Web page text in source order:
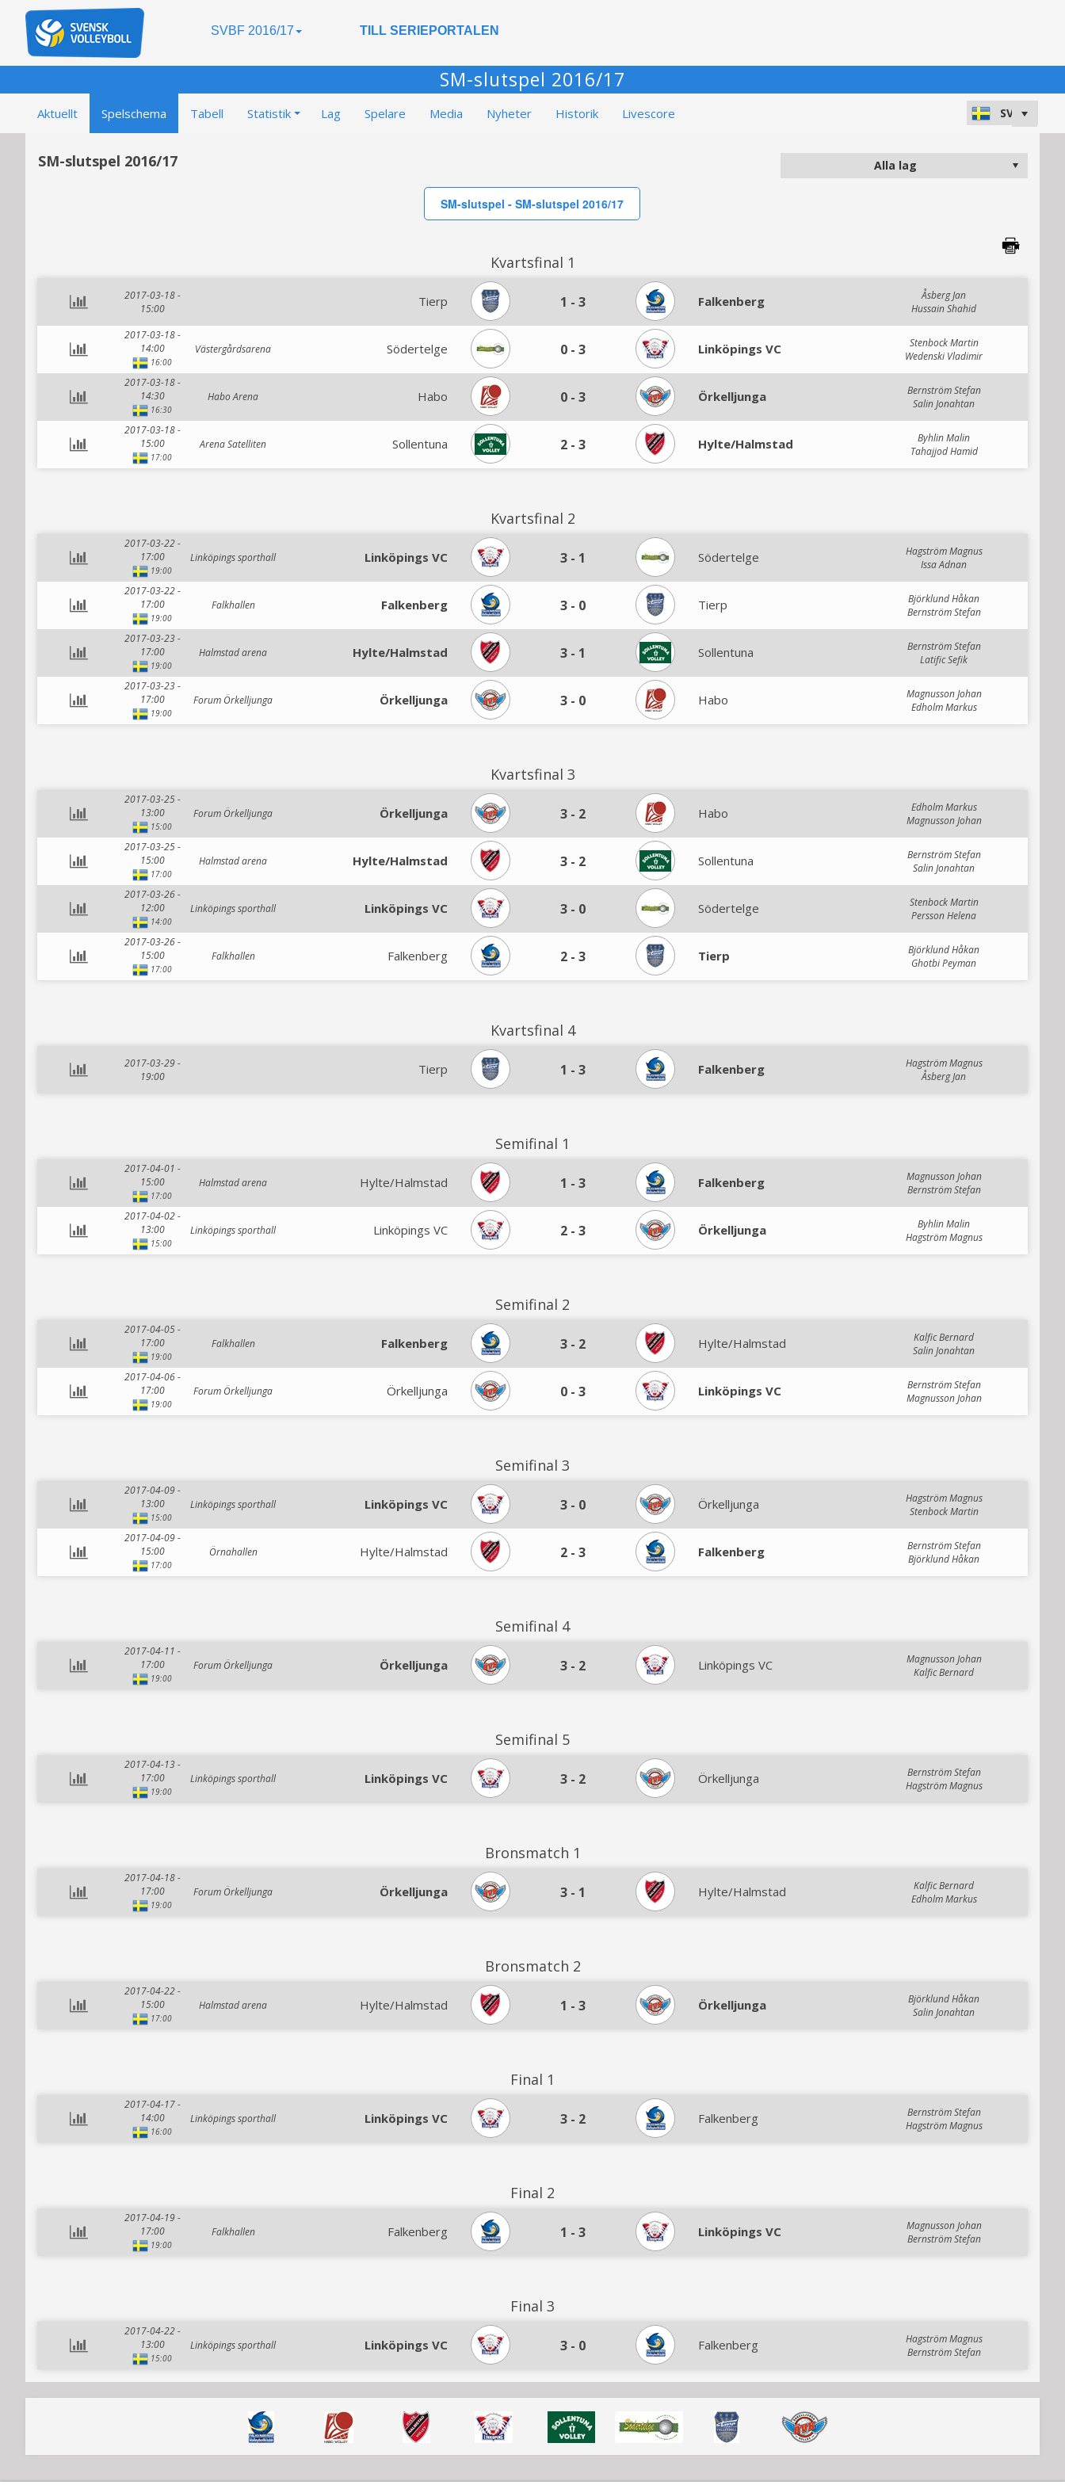
SVBF 2016/17 TILL SERIEPORTALEN
SM-slutspel 2016/17
Aktuellt Spelschema Tabell Statistik Lag Spelare Media Nyheter Historik Livescore
SM-slutspel 2016/17
SM-slutspel - SM-slutspel 2016/17
Kvartsfinal 1
2017-03-18 -
15:00
Tierp 1 - 3 Falkenberg
Åsberg Jan
Hussain Shahid
2017-03-18 -
14:00
16:00
Västergårdsarena Södertelge 0 - 3 Linköpings VC
Stenbock Martin
Wedenski Vladimir
2017-03-18 -
14:30
16:30
Habo Arena Habo 0 - 3 Örkelljunga
Bernström Stefan
Salin Jonahtan
2017-03-18 -
15:00
17:00
Arena Satelliten Sollentuna 2 - 3 Hylte/Halmstad
Byhlin Malin
Tahajjod Hamid
Kvartsfinal 2
2017-03-22 -
17:00
19:00
Linköpings sporthall Linköpings VC 3 - 1 Södertelge
Hagström Magnus
Issa Adnan
2017-03-22 -
17:00
19:00
Falkhallen Falkenberg 3 - 0 Tierp
Björklund Håkan
Bernström Stefan
2017-03-23 -
17:00
19:00
Halmstad arena Hylte/Halmstad 3 - 1 Sollentuna
Bernström Stefan
Latific Sefik
2017-03-23 -
17:00
19:00
Forum Örkelljunga Örkelljunga 3 - 0 Habo
Magnusson Johan
Edholm Markus
Kvartsfinal 3
2017-03-25 -
13:00
15:00
Forum Örkelljunga Örkelljunga 3 - 2 Habo
Edholm Markus
Magnusson Johan
2017-03-25 -
15:00
17:00
Halmstad arena Hylte/Halmstad 3 - 2 Sollentuna
Bernström Stefan
Salin Jonahtan
2017-03-26 -
12:00
14:00
Linköpings sporthall Linköpings VC 3 - 0 Södertelge
Stenbock Martin
Persson Helena
2017-03-26 -
15:00
17:00
Falkhallen Falkenberg 2 - 3 Tierp
Björklund Håkan
Ghotbi Peyman
Kvartsfinal 4
2017-03-29 -
19:00
Tierp 1 - 3 Falkenberg
Hagström Magnus
Åsberg Jan
Semifinal 1
2017-04-01 -
15:00
17:00
Halmstad arena Hylte/Halmstad 1 - 3 Falkenberg
Magnusson Johan
Bernström Stefan
2017-04-02 -
13:00
15:00
Linköpings sporthall Linköpings VC 2 - 3 Örkelljunga
Byhlin Malin
Hagström Magnus
Semifinal 2
2017-04-05 -
17:00
19:00
Falkhallen Falkenberg 3 - 2 Hylte/Halmstad
Kalfic Bernard
Salin Jonahtan
2017-04-06 -
17:00
19:00
Forum Örkelljunga Örkelljunga 0 - 3 Linköpings VC
Bernström Stefan
Magnusson Johan
Semifinal 3
2017-04-09 -
13:00
15:00
Linköpings sporthall Linköpings VC 3 - 0 Örkelljunga
Hagström Magnus
Stenbock Martin
2017-04-09 -
15:00
17:00
Örnahallen Hylte/Halmstad 2 - 3 Falkenberg
Bernström Stefan
Björklund Håkan
Semifinal 4
2017-04-11 -
17:00
19:00
Forum Örkelljunga Örkelljunga 3 - 2 Linköpings VC
Magnusson Johan
Kalfic Bernard
Semifinal 5
2017-04-13 -
17:00
19:00
Linköpings sporthall Linköpings VC 3 - 2 Örkelljunga
Bernström Stefan
Hagström Magnus
Bronsmatch 1
2017-04-18 -
17:00
19:00
Forum Örkelljunga Örkelljunga 3 - 1 Hylte/Halmstad
Kalfic Bernard
Edholm Markus
Bronsmatch 2
2017-04-22 -
15:00
17:00
Halmstad arena Hylte/Halmstad 1 - 3 Örkelljunga
Björklund Håkan
Salin Jonahtan
Final 1
2017-04-17 -
14:00
16:00
Linköpings sporthall Linköpings VC 3 - 2 Falkenberg
Bernström Stefan
Hagström Magnus
Final 2
2017-04-19 -
17:00
19:00
Falkhallen Falkenberg 1 - 3 Linköpings VC
Magnusson Johan
Bernström Stefan
Final 3
2017-04-22 -
13:00
15:00
Linköpings sporthall Linköpings VC 3 - 0 Falkenberg
Hagström Magnus
Bernström Stefan